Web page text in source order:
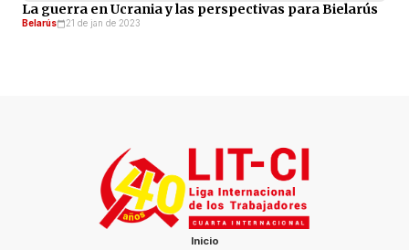
La guerra en Ucrania y las perspectivas para Bielarús
Belarús 21 de jan de 2023
Inicio